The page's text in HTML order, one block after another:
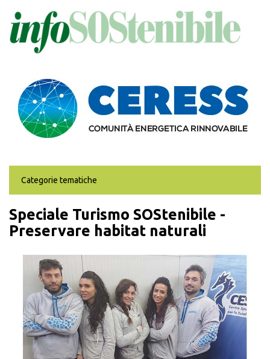
contenuto
principale
Categorie tematiche
Speciale Turismo SOStenibile -
Preservare habitat naturali